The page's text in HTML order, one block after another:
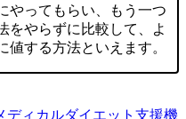
やってもらい、もう一つ
をやらずに比較して、よ
する方法といえます。
ディカルダイエット支援機